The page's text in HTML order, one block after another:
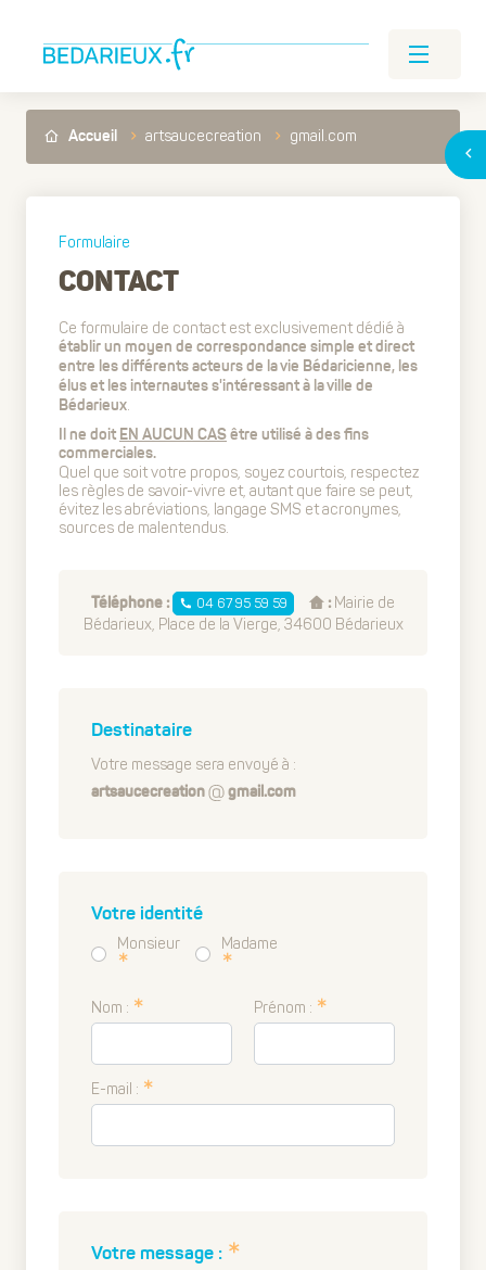
Accueil artsaucecreation gmail.com
Formulaire
CONTACT
Ce formulaire de contact est exclusivement dédié à
établir un moyen de correspondance simple et direct
entre les différents acteurs de la vie Bédaricienne, les
élus et les internautes s'intéressant à la ville de
Bédarieux.
Il ne doit EN AUCUN CAS être utilisé à des fins
commerciales.
Quel que soit votre propos, soyez courtois, respectez
les règles de savoir-vivre et, autant que faire se peut,
évitez les abréviations, langage SMS et acronymes,
sources de malentendus.
Téléphone : 04 67 95 59 59 : Mairie de
Bédarieux, Place de la Vierge, 34600 Bédarieux
Destinataire
Votre message sera envoyé à :
artsaucecreation gmail.com
Votre identité
Monsieur
Madame
Nom : Prénom :
E-mail :
Votre message :